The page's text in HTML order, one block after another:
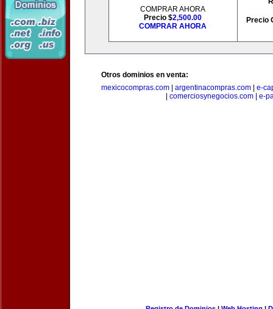
COMPRAR AHORA
Precio $2,500.00
COMPRAR AHORA
Precio
Otros dominios en venta:
mexicocompras.com
argentinacompras.com
e-
comerciosynegocios.com e-